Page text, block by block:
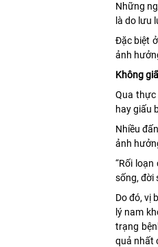
Những
là do lưu
Đặc biệt
ảnh
Không
Qua thực
hay giấu
Nhiều
ảnh
“Rối
sống, đời
Do đó, vị
lý nam
trạng
quả nhất